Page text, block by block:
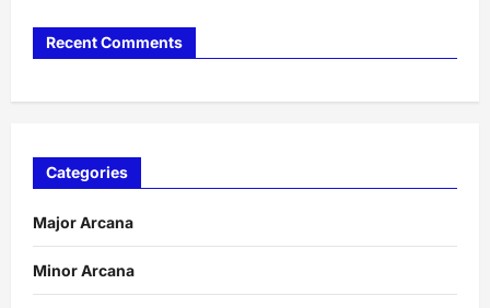
Recent Comments
Categories
Major Arcana
Minor Arcana